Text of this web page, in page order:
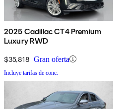
2025 Cadillac CT4 Premium
Luxury RWD
$35,818 Gran oferta
Incluye tarifas de conc.